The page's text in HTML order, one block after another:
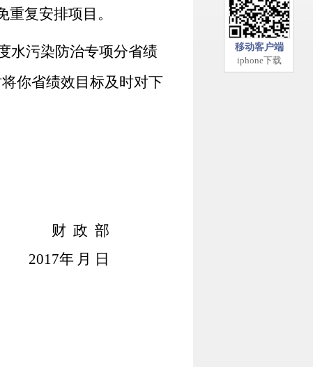
移动客户端
iphone下载
复安排项目。
水污染防治专项分省绩
你省绩效目标及时对下
财 政 部
2017年 月 日